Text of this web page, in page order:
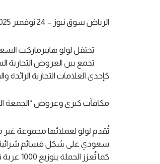
الرياض سوق نيوز – 24 نوفمبر 2025
تحتفل لولو هايبرماركت
تجمع بين العروض التجارية
كإحدى العلامات التجارية
مكافآت كبرى وعروض “الجمعة
تُقدم لولو لعملائها مجموعة غير